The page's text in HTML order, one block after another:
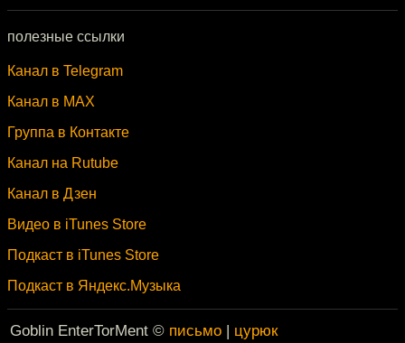
полезные ссылки
Канал в Telegram
Канал в MAX
Группа в Контакте
Канал на Rutube
Канал в Дзен
Видео в iTunes Store
Подкаст в iTunes Store
Подкаст в Яндекс.Музыка
Goblin EnterTorMent © письмо | цурюк